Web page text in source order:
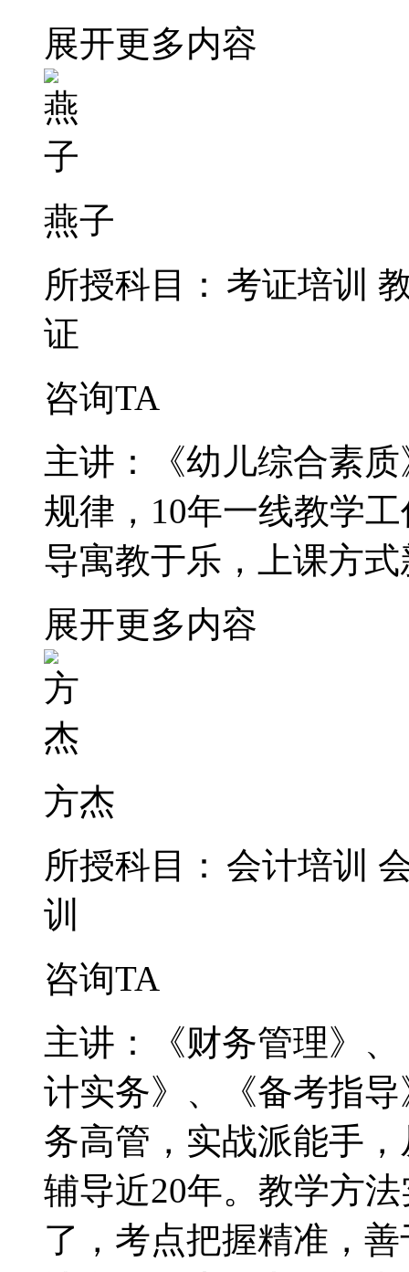
展开更多内容
燕子
所授科目： 考证培训
证
咨询TA
主讲：《幼儿综合素
规律，10年一线教学
导寓教于乐，上课方
展开更多内容
方杰
所授科目： 会计培训
训
咨询TA
主讲：《财务管理》
计实务》、《备考指
务高管，实战派能手
辅导近20年。教学方
了，考点把握精准，